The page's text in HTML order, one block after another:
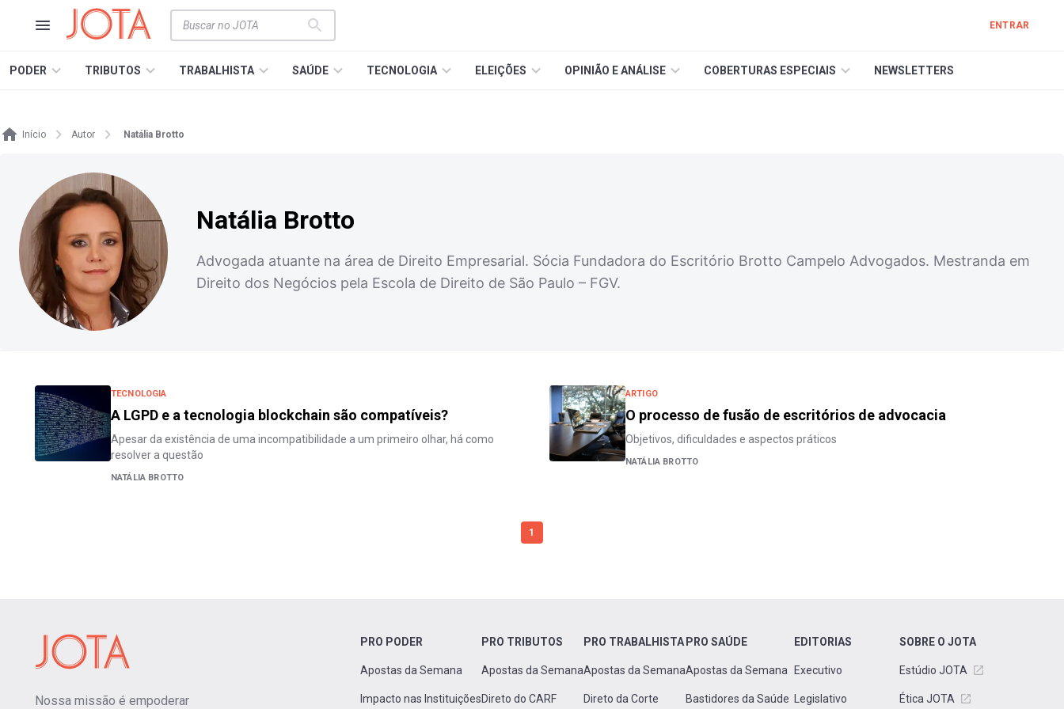
ENTRAR
PODER TRIBUTOS TRABALHISTA SAÚDE TECNOLOGIA ELEIÇÕES OPINIÃO E ANÁLISE COBERTURAS ESPECIAIS NEWSLETTERS
Início Autor Natália Brotto
Natália Brotto
Advogada atuante na área de Direito Empresarial. Sócia Fundadora do Escritório Brotto Campelo Advogados. Mestranda em
Direito dos Negócios pela Escola de Direito de São Paulo – FGV.
TECNOLOGIA
A LGPD e a tecnologia blockchain são compatíveis?
Apesar da existência de uma incompatibilidade a um primeiro olhar, há como
resolver a questão
NATÁLIA BROTTO
ARTIGO
O processo de fusão de escritórios de advocacia
Objetivos, dificuldades e aspectos práticos
NATÁLIA BROTTO
1
Nossa missão é empoderar
PRO PODER
Apostas da Semana
Impacto nas Instituições
PRO TRIBUTOS
Apostas da Semana
Direto do CARF
PRO TRABALHISTA
Apostas da Semana
Direto da Corte
PRO SAÚDE
Apostas da Semana
Bastidores da Saúde
EDITORIAS
Executivo
Legislativo
SOBRE O JOTA
Estúdio JOTA
Ética JOTA